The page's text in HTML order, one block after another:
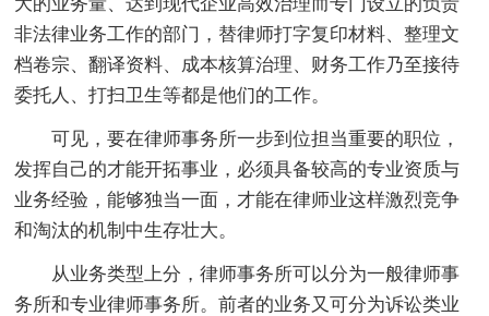
非法律业务工作的部门，替律师打字复印材料、整理文
档卷宗、翻译资料、成本核算治理、财务工作乃至接待
委托人、打扫卫生等都是他们的工作。
可见，要在律师事务所一步到位担当重要的职位，
发挥自己的才能开拓事业，必须具备较高的专业资质与
业务经验，能够独当一面，才能在律师业这样激烈竞争
和淘汰的机制中生存壮大。
从业务类型上分，律师事务所可以分为一般律师事
务所和专业律师事务所。前者的业务又可分为诉讼类业